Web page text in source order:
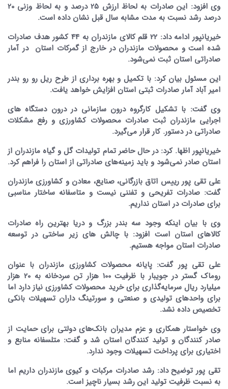
وی افزود: این صادرات به لحاظ ارزش 25 درصد و به لحاظ وزنی 20
درصد رشد نسبت به مدت مشابه سال قبل نشان داده است.
خیریانپور ادامه داد: 22 قلم کالای مازندران به 44 کشور هدف صادرات
شده است و محصولات مازندران در خارج از گمرکات استان در آمار
صادراتی استان ثبت نمی‌شود.
این مسئول بیان کرد: با تکمیل و بهره برداری از طرح ریل رو رو بندر
امیر آباد آمار صادرات ثبتی استان افزایش خواهد یافت.
وی گفت: با تشکیل کارگروه درون سازمانی در درون دستگاه های
اجرایی مازندران ثبت صادرات محصولات کشاورزی و رفع مشکلات
صادراتی در دستور. کار قرار می‌گیرد.
خیریانپور اظها. کرد:‌ در حال حاضر تمام تولیدات گل و گیاه مازندران از
استان صادر نمی‌شود و باید زمینه‌های صادراتی از استان را فراهم کرد.
علی تقی پور رییس اتاق بازرگانی، صنایع، معادن و کشاورزی مازندران
گفت: صادرات تفریحی و تفننی نیست و متاسفانه ساختار مناسبی
برای صادرات در استان نداریم.
وی با بیان اینکه وجود سه بندر بزرگ و دریا بهترین راه صادرات
کالاهای استان است افزود: با چالش های زیر ساختی در توسعه
صادرات استان مواجه هستیم.
علی تقی پور گفت: پایانه محصولات کشاورزی مازندران با عنوان
روماک گستر در جویبار با ظرفیت 100 هزار تن سردخانه به 20 هزار
میلیارد ریال سرمایه‌گذاری برای خرید محصولات کشاورزی نیاز دارد اما
برای واحدهای تولیدی و صنعتی و سورتینگ داران تسهیلات بانکی
تخصیص داده نشد.
وی خواستار همکاری و عزم مدیران بانک‌های دولتی برای حمایت از
صادر کنندگان و تولید کنندگان استان شد و گفت: متلسفانه منابع و
اختیاری برای پرداخت تسهیلات وجود ندارد.
تقی پور توضیح داد:‌ رشد صادرات مرکبات و کیوی مازندران داریم اما
به نسبت ظرفیت تولید این رشد بسیار ناچیز است.